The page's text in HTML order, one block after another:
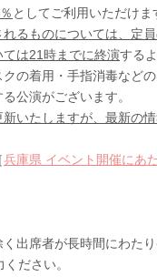
としてご利用いただけま
るものについては、定
は21時までに終演する
の着用・手指消毒など
公演がございます。
いたしますが、最新の
兵庫県 イベント開催にあ
出席者が長時間にわた
ださい。